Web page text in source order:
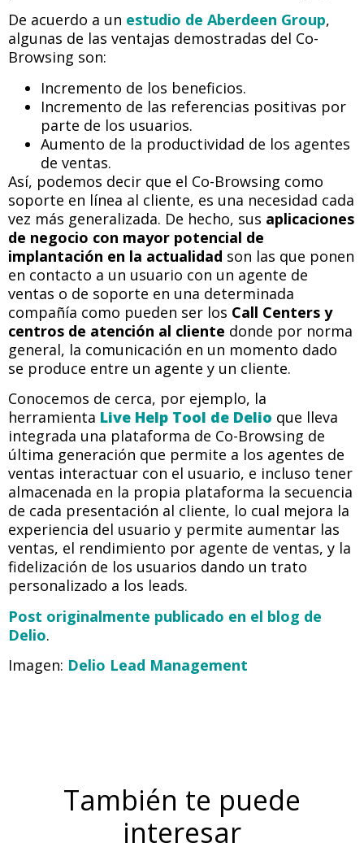
De acuerdo a un estudio de Aberdeen Group,
algunas de las ventajas demostradas del Co-
Browsing son:
Incremento de los beneficios.
Incremento de las referencias positivas por
parte de los usuarios.
Aumento de la productividad de los agentes
de ventas.
Así, podemos decir que el Co-Browsing como
soporte en línea al cliente, es una necesidad cada
vez más generalizada. De hecho, sus aplicaciones
de negocio con mayor potencial de
implantación en la actualidad son las que ponen
en contacto a un usuario con un agente de
ventas o de soporte en una determinada
compañía como pueden ser los Call Centers y
centros de atención al cliente donde por norma
general, la comunicación en un momento dado
se produce entre un agente y un cliente.
Conocemos de cerca, por ejemplo, la
herramienta Live Help Tool de Delio que lleva
integrada una plataforma de Co-Browsing de
última generación que permite a los agentes de
ventas interactuar con el usuario, e incluso tener
almacenada en la propia plataforma la secuencia
de cada presentación al cliente, lo cual mejora la
experiencia del usuario y permite aumentar las
ventas, el rendimiento por agente de ventas, y la
fidelización de los usuarios dando un trato
personalizado a los leads.
Post originalmente publicado en el blog de
Delio.
Imagen: Delio Lead Management
También te puede
interesar